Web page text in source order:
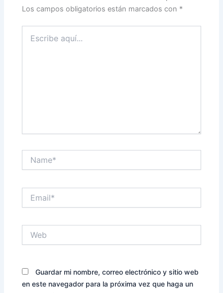
Los campos obligatorios están marcados con *
aquí...
Guardar mi nombre, correo electrónico y sitio web
en este navegador para la próxima vez que haga un